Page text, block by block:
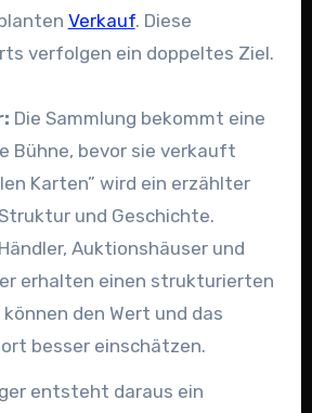
Verkauf. Diese
verfolgen ein doppeltes Ziel.
Die Sammlung bekommt eine
Bühne, bevor sie verkauft
Karten” wird ein erzählter
und Geschichte.
Händler, Auktionshäuser und
erhalten einen strukturierten
können den Wert und das
besser einschätzen.
entsteht daraus ein